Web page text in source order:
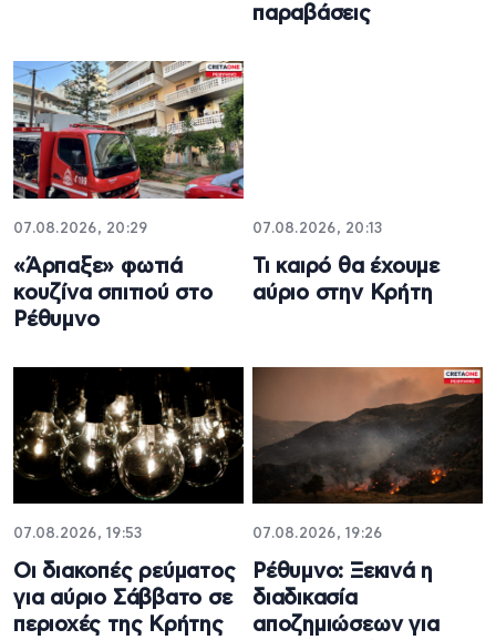
παραβάσεις
07.08.2026, 20:29
«Άρπαξε» φωτιά
κουζίνα σπιτιού στο
Ρέθυμνο
07.08.2026, 20:13
Τι καιρό θα έχουμε
αύριο στην Κρήτη
07.08.2026, 19:53
Οι διακοπές ρεύματος
για αύριο Σάββατο σε
περιοχές της Κρήτης
07.08.2026, 19:26
Ρέθυμνο: Ξεκινά η
διαδικασία
αποζημιώσεων για